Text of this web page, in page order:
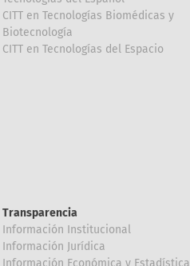
CITT en Tecnologías Biomédicas y
Biotecnología
CITT en Tecnologías del Espacio
Transparencia
Información Institucional
Información Jurídica